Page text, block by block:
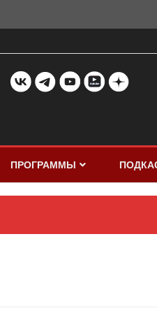
ПРОГРАММЫ